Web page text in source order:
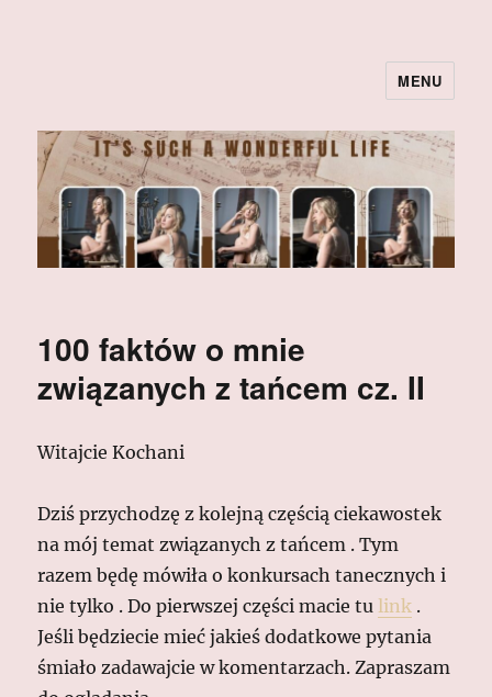
MENU
100 faktów o mnie
związanych z tańcem cz. II
Witajcie Kochani
Dziś przychodzę z kolejną częścią ciekawostek
na mój temat związanych z tańcem . Tym
razem będę mówiła o konkursach tanecznych i
nie tylko . Do pierwszej części macie tu link .
Jeśli będziecie mieć jakieś dodatkowe pytania
śmiało zadawajcie w komentarzach. Zapraszam